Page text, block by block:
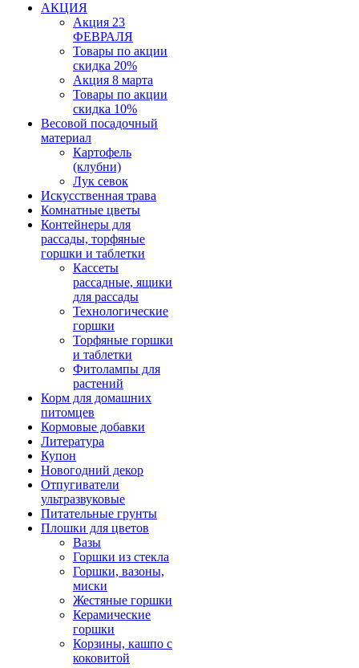
АКЦИЯ
Акция 23
ФЕВРАЛЯ
Товары по акции
скидка 20%
Акция 8 марта
Товары по акции
скидка 10%
Весовой посадочный
материал
Картофель
(клубни)
Лук севок
Искусственная трава
Комнатные цветы
Контейнеры для
рассады, торфяные
горшки и таблетки
Кассеты
рассадные, ящики
для рассады
Технологические
горшки
Торфяные горшки
и таблетки
Фитолампы для
растений
Корм для домашних
питомцев
Кормовые добавки
Литература
Купон
Новогодний декор
Отпугиватели
ультразвуковые
Питательные грунты
Плошки для цветов
Вазы
Горшки из стекла
Горшки, вазоны,
миски
Жестяные горшки
Керамические
горшки
Корзины, кашпо с
коковитой